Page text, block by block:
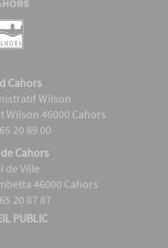
Cahors
Wilson
Wilson 46000 Cahors
20 89 00
Cahors
de Ville
46000 Cahors
20 87 87
PUBLIC